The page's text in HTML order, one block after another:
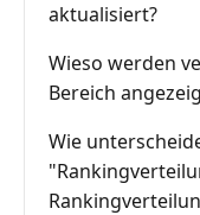
aktualisiert?
Wieso werden
Bereich
Wie